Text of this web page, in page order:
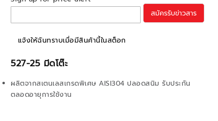
527-25 มีดโต๊ะ
ผลิตจากสเตนเลสเกรดพิเศษ AISI304 ปลอดสนิม รับประกัน
ตลอดอายุการใช้งาน
สมัครรับข่าวสาร
แจ้งให้ฉันทราบเมื่อมีสินค้านี้ในสต็อก